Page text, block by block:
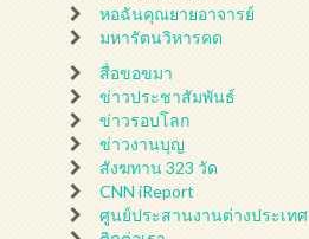
หอฉันคุณยายอาจารย์
มหารัตนวิหารคด
สื่อขอขมา
ข่าวประชาสัมพันธ์
ข่าวรอบโลก
ข่าวงานบุญ
สังฆทาน 323 วัด
CNN iReport
ศูนย์ประสานงานต่างประเทศ